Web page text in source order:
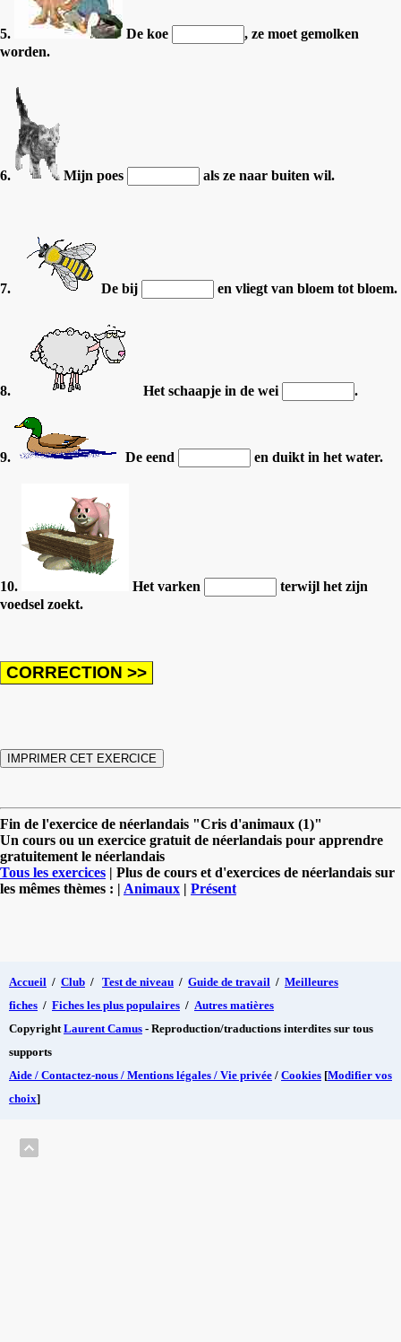
5. De koe
, ze moet gemolken
worden.
6. Mijn poes als ze naar buiten wil.
7. De bij en vliegt van bloem tot bloem.
8. Het schaapje in de wei .
9. De eend en duikt in het water.
10. Het varken
terwijl het zijn
voedsel zoekt.
Fin de l'exercice de néerlandais "Cris d'animaux (1)"
Un cours ou un exercice gratuit de néerlandais pour apprendre
gratuitement le néerlandais
Tous les exercices | Plus de cours et d'exercices de néerlandais sur
les mêmes thèmes : | Animaux | Présent
Accueil / Club / Test de niveau / Guide de travail / Meilleures
fiches / Fiches les plus populaires / Autres matières
Copyright Laurent Camus - Reproduction/traductions interdites sur tous
supports
Aide / Contactez-nous / Mentions légales / Vie privée / Cookies [Modifier vos
choix]